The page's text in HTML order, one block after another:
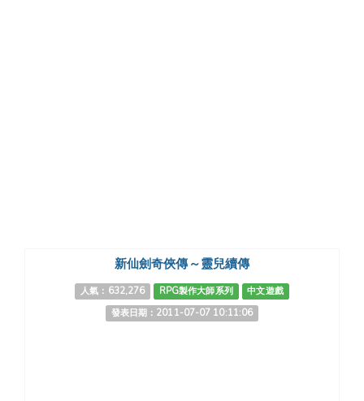
新仙劍奇俠傳～靈兒續傳
人氣：632,276 RPG製作大師系列
中文遊戲
發表日期：2011-07-07 10:11:06